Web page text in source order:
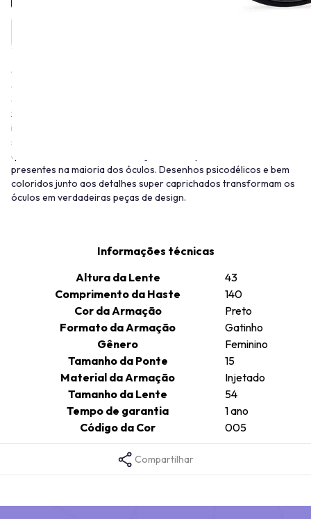
Conhecido como “O príncipe das Estampas”, Emilio Pucci era
dono de um estilo único que segue no mundo da moda até os dias
de hoje, estampando o nome na lista das marcas mais luxuosas.
Seus óculos surpreendem e trazem a marca registrada da Pucci:
incríveis estampas. Luxuosos e seguindo as cores e formas de
suas coleções, o destaque destas armações são as padronagens
que foram desfiladas nas coleções de roupa da Maison e estão
presentes na maioria dos óculos. Desenhos psicodélicos e bem
coloridos junto aos detalhes super caprichados transformam os
óculos em verdadeiras peças de design.
Informações técnicas
Altura da Lente
43
Comprimento da Haste
140
Cor da Armação
Preto
Formato da Armação
Gatinho
Gênero
Feminino
Tamanho da Ponte
15
Material da Armação
Injetado
Tamanho da Lente
54
Tempo de garantia
1 ano
Código da Cor
005
Compartilhar